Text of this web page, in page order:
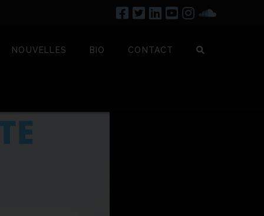
NOUVELLES BIO CONTACT